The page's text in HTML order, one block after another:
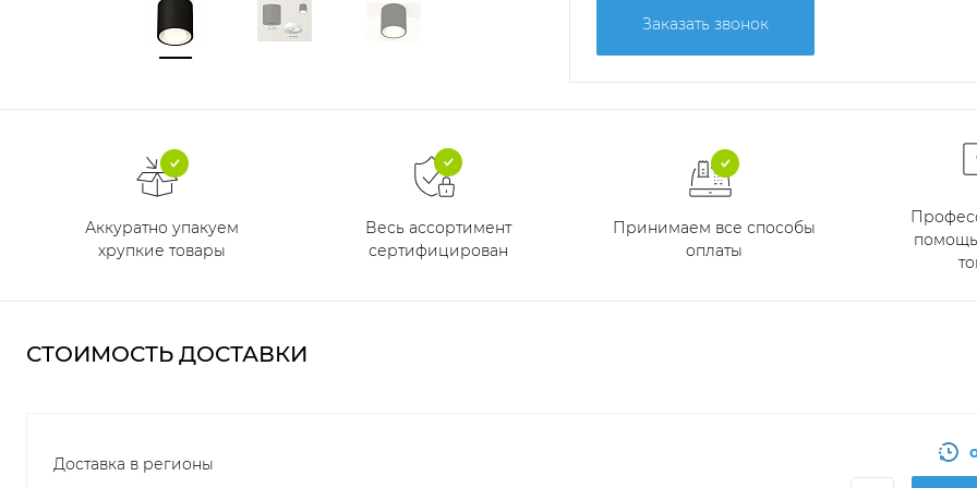
Заказать звонок
Аккуратно упакуем
хрупкие товары
Весь ассортимент
сертифицирован
Принимаем все способы
оплаты
СТОИМОСТЬ ДОСТАВКИ
Доставка в регионы